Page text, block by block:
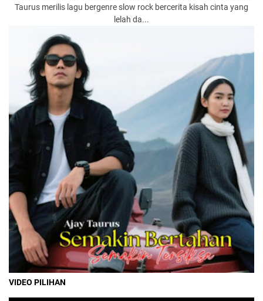
Taurus merilis lagu bergenre slow rock bercerita kisah cinta yang
lelah da...
VIDEO PILIHAN